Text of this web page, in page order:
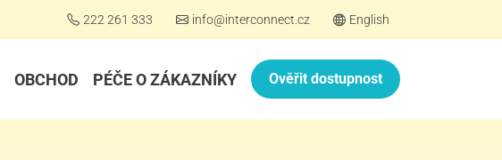
222 261 333 info@interconnect.cz English
OBCHOD PÉČE O ZÁKAZNÍKY Ověřit dostupnost